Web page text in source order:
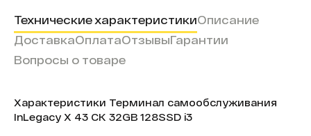
Технические характеристикиОписание
ДоставкаОплатаОтзывыГарантии
Вопросы о товаре
Характеристики Терминал самообслуживания
InLegacy X 43 СК 32GB 128SSD i3